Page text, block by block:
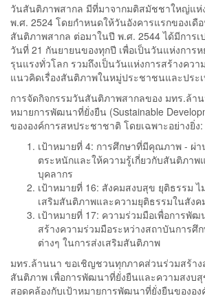
วันสันติภาพสากล มีที่มาจากมติสมัชชาใหญ่แห่
พ.ศ. 2524 โดยกำหนดให้วันอังคารแรกของเดื
สันติภาพสากล ต่อมาในปี พ.ศ. 2544 ได้มีการเ
วันที่ 21 กันยายนของทุกปี เพื่อเป็นวันแห่งการ
รุนแรงทั่วโลก รวมถึงเป็นวันแห่งการสร้างคว
แนวคิดเรื่องสันติภาพในหมู่ประชาชนและประ
การจัดกิจกรรมวันสันติภาพสากลของ มทร.ล้า
หมายการพัฒนาที่ยั่งยืน (Sustainable
ขององค์การสหประชาชาติ โดยเฉพาะอย่างยิ่ง:
เป้าหมายที่ 4: การศึกษาที่มีคุณภาพ - ผ่า
ตระหนักและให้ความรู้เกี่ยวกับสันติภาพ
บุคลากร
เป้าหมายที่ 16: สังคมสงบสุข ยุติธรรม ไ
เสริมสันติภาพและความยุติธรรมในสังค
เป้าหมายที่ 17: ความร่วมมือเพื่อการพั
สร้างความร่วมมือระหว่างสถาบันการศึ
ต่างๆ ในการส่งเสริมสันติภาพ
มทร.ล้านนา ขอเชิญชวนทุกภาคส่วนร่วมสร้าง
สันติภาพ เพื่อการพัฒนาที่ยั่งยืนและความสงบ
สอดคล้องกับเป้าหมายการพัฒนาที่ยั่งยืนของอ